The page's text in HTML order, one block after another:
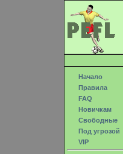
Начало
Правила
FAQ
Новичкам
Свободные
Под угрозой
VIP